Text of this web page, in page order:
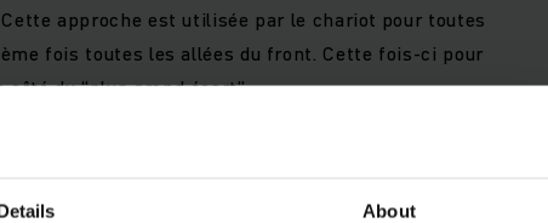
About
approche est utilisée par le chariot pour toutes
fois toutes les allées du front. Cette fois-ci pour
du “plus grand écart”.
préparateur ferait mieux de ne pas se retourner au